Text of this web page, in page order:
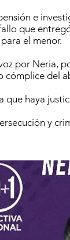
e
que
el menor.
por Neria,
cómplice del
que haya
y